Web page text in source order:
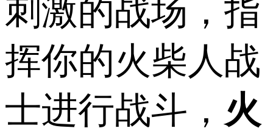
刺激的战场，指
挥你的火柴人战
士进行战斗， 火